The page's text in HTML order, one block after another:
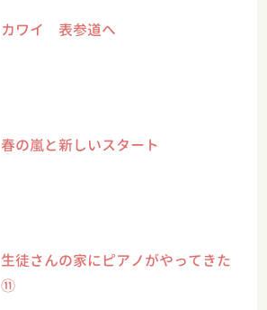
カワイ 表参道へ
春の嵐と新しいスタート
生徒さんの家にピアノがやってきた
⑪